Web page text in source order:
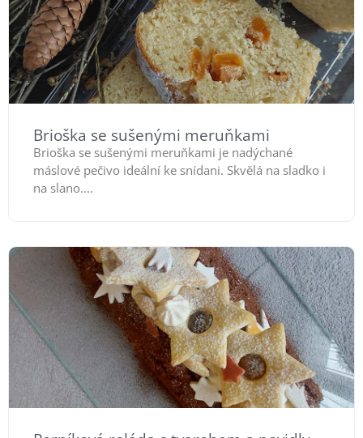
Brioška se sušenými meruňkami
Brioška se sušenými meruňkami je nadýchané
máslové pečivo ideální ke snídani. Skvělá na sladko i
na slano....